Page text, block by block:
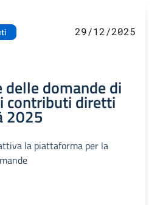
29/12/2025
delle domande di
contributi diretti
2025
la piattaforma per la